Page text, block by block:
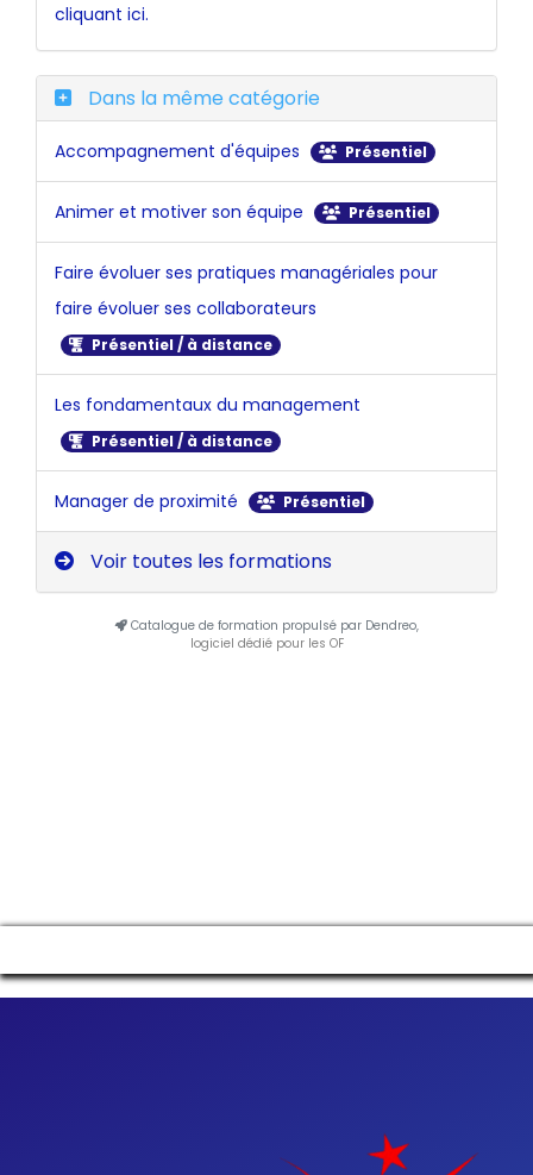
cliquant ici.
Dans la même catégorie
Accompagnement d'équipes Présentiel
Animer et motiver son équipe Présentiel
Faire évoluer ses pratiques managériales pour
faire évoluer ses collaborateurs
Présentiel / à distance
Les fondamentaux du management
Présentiel / à distance
Manager de proximité Présentiel
Voir toutes les formations
Catalogue de formation propulsé par Dendreo,
logiciel dédié pour les OF